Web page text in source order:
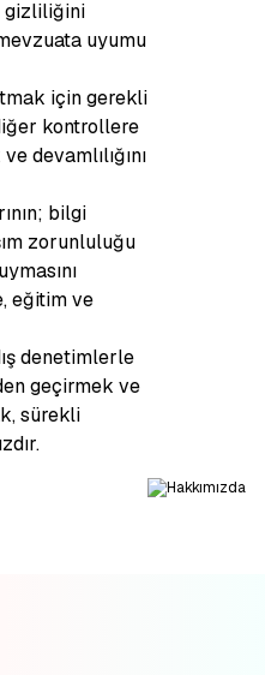
gizliliğini
uyumu
için gerekli
kontrollere
devamlılığını
bilgi
zorunluluğu
eğitim ve
denetimlerle
geçirmek ve
sürekli